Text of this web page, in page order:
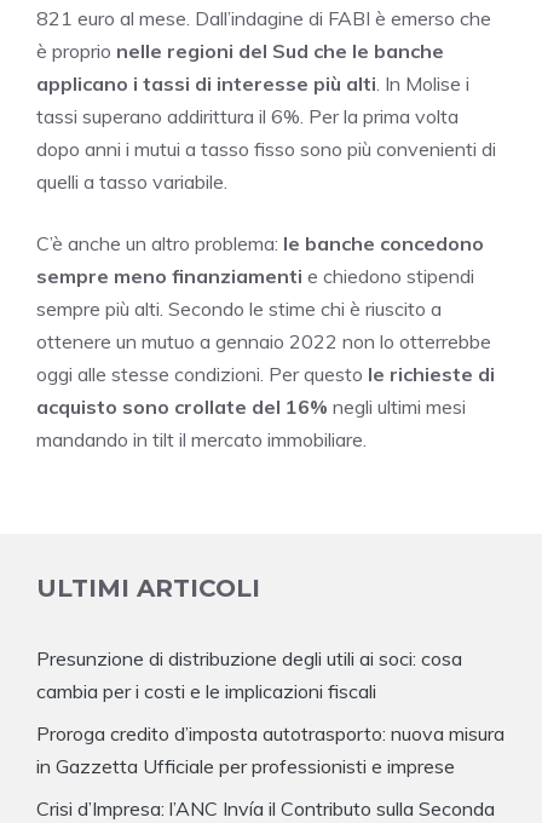
821 euro al mese. Dall’indagine di FABI è emerso che
è proprio nelle regioni del Sud che le banche
applicano i tassi di interesse più alti. In Molise i
tassi superano addirittura il 6%. Per la prima volta
dopo anni i mutui a tasso fisso sono più convenienti di
quelli a tasso variabile.
C’è anche un altro problema: le banche concedono
sempre meno finanziamenti e chiedono stipendi
sempre più alti. Secondo le stime chi è riuscito a
ottenere un mutuo a gennaio 2022 non lo otterrebbe
oggi alle stesse condizioni. Per questo le richieste di
acquisto sono crollate del 16% negli ultimi mesi
mandando in tilt il mercato immobiliare.
ULTIMI ARTICOLI
Presunzione di distribuzione degli utili ai soci: cosa
cambia per i costi e le implicazioni fiscali
Proroga credito d’imposta autotrasporto: nuova misura
in Gazzetta Ufficiale per professionisti e imprese
Crisi d’Impresa: l’ANC Invía il Contributo sulla Seconda